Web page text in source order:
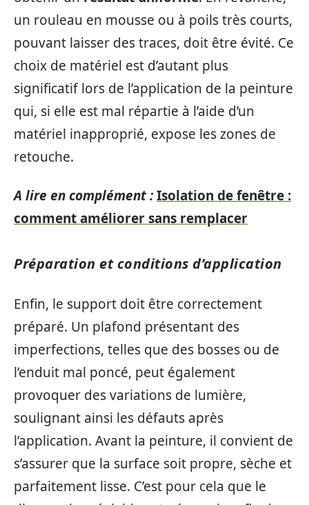
un rouleau en mousse ou à poils très courts,
pouvant laisser des traces, doit être évité. Ce
choix de matériel est d’autant plus
significatif lors de l’application de la peinture
qui, si elle est mal répartie à l’aide d’un
matériel inapproprié, expose les zones de
retouche.
A lire en complément :Isolation de fenêtre :
comment améliorer sans remplacer
Préparation et conditions d’application
Enfin, le support doit être correctement
préparé. Un plafond présentant des
imperfections, telles que des bosses ou de
l’enduit mal poncé, peut également
provoquer des variations de lumière,
soulignant ainsi les défauts après
l’application. Avant la peinture, il convient de
s’assurer que la surface soit propre, sèche et
parfaitement lisse. C’est pour cela que le